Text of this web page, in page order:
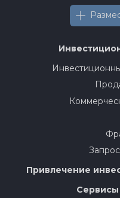
Привлечение
Сервисы